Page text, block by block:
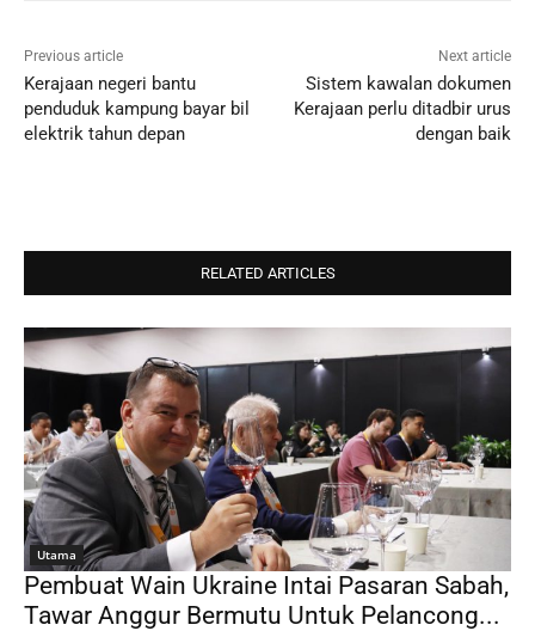
Previous article
Kerajaan negeri bantu
penduduk kampung bayar bil
elektrik tahun depan
Next article
Sistem kawalan dokumen
Kerajaan perlu ditadbir urus
dengan baik
RELATED ARTICLES
Utama
Pembuat Wain Ukraine Intai Pasaran Sabah,
Tawar Anggur Bermutu Untuk Pelancong...